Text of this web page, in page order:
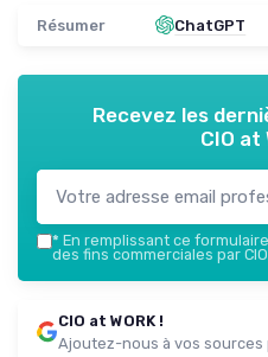
Résumer ChatGPT
Recevez les
CIO at
* En remplissant ce
des fins commerciales par
CIO at WORK !
Ajoutez-nous à vos